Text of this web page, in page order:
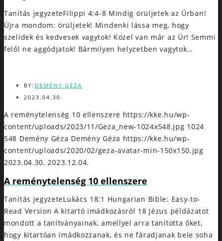
Tanítás jegyzeteFilippi 4:4-8 Mindig örüljetek az Úrban!
Újra mondom: örüljetek! Mindenki lássa meg, hogy
szelídek és kedvesek vagytok! Közel van már az Úr! Semmi
felől ne aggódjatok! Bármilyen helyzetben vagytok…
BY: DEMÉNY GÉZA
2023.04.30.
A reménytelenség 10 ellenszere https://kke.hu/wp-
content/uploads/2023/11/Geza_new-1024x548.jpg 1024
548 Demény Géza Demény Géza https://kke.hu/wp-
content/uploads/2020/02/geza-avatar-min-150x150.jpg
2023.04.30. 2023.12.04.
A reménytelenség 10 ellenszere
Tanítás jegyzeteLukács 18:1 Hungarian Bible: Easy-to-
Read Version A kitartó imádkozásról 18 Jézus példázatot
mondott a tanítványainak, amellyel arra tanította őket,
hogy kitartóan imádkozzanak, és ne fáradjanak bele soha